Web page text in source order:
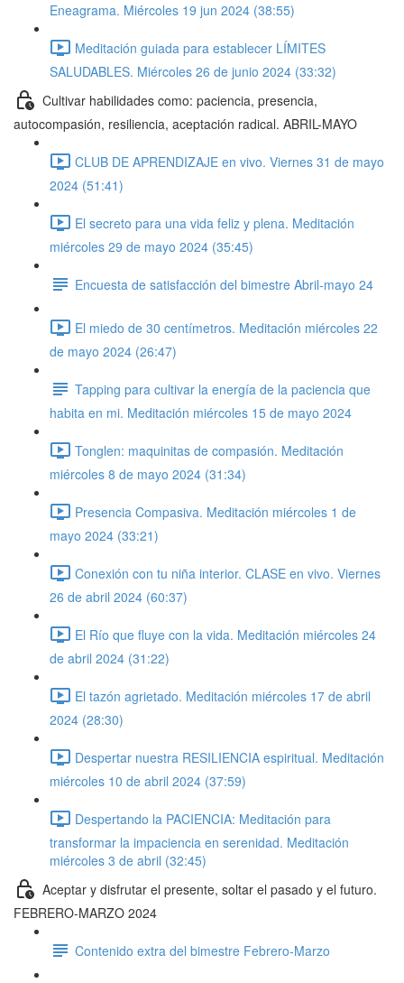
Eneagrama. Miércoles 19 jun 2024 (38:55)
Meditación guiada para establecer LÍMITES
SALUDABLES. Miércoles 26 de junio 2024 (33:32)
Cultivar habilidades como: paciencia, presencia,
autocompasión, resiliencia, aceptación radical. ABRIL-MAYO
CLUB DE APRENDIZAJE en vivo. Viernes 31 de mayo
2024 (51:41)
El secreto para una vida feliz y plena. Meditación
miércoles 29 de mayo 2024 (35:45)
Encuesta de satisfacción del bimestre Abril-mayo 24
El miedo de 30 centímetros. Meditación miércoles 22
de mayo 2024 (26:47)
Tapping para cultivar la energía de la paciencia que
habita en mi. Meditación miércoles 15 de mayo 2024
Tonglen: maquinitas de compasión. Meditación
miércoles 8 de mayo 2024 (31:34)
Presencia Compasiva. Meditación miércoles 1 de
mayo 2024 (33:21)
Conexión con tu niña interior. CLASE en vivo. Viernes
26 de abril 2024 (60:37)
El Río que fluye con la vida. Meditación miércoles 24
de abril 2024 (31:22)
El tazón agrietado. Meditación miércoles 17 de abril
2024 (28:30)
Despertar nuestra RESILIENCIA espiritual. Meditación
miércoles 10 de abril 2024 (37:59)
Despertando la PACIENCIA: Meditación para
transformar la impaciencia en serenidad. Meditación
miércoles 3 de abril (32:45)
Aceptar y disfrutar el presente, soltar el pasado y el futuro.
FEBRERO-MARZO 2024
Contenido extra del bimestre Febrero-Marzo